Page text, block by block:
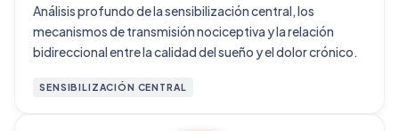
Análisis profundo de la sensibilización central, los
mecanismos de transmisión nociceptiva y la relación
bidireccional entre la calidad del sueño y el dolor crónico.
SENSIBILIZACIÓN CENTRAL